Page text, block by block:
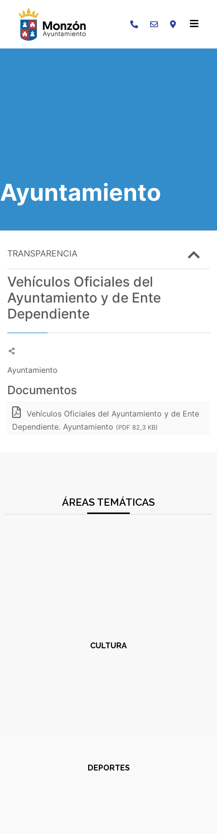
Buscar
Ayuntamiento
TRANSPARENCIA
Vehículos Oficiales del
Ayuntamiento y de Ente
Dependiente
Ayuntamiento
Documentos
Vehículos Oficiales del Ayuntamiento y de Ente
Dependiente. Ayuntamiento (PDF 82,3 KB)
ÁREAS TEMÁTICAS
CULTURA
DEPORTES